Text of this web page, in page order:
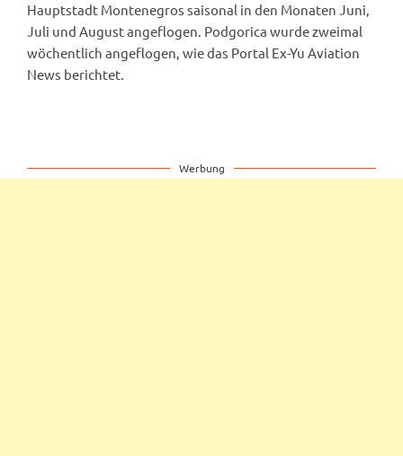
Hauptstadt Montenegros saisonal in den Monaten Juni,
Juli und August angeflogen. Podgorica wurde zweimal
wöchentlich angeflogen, wie das Portal Ex-Yu Aviation
News berichtet.
Werbung